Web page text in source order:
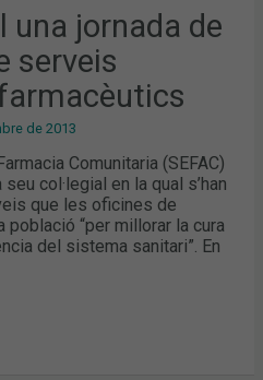
una jornada de
serveis
de 2013
Comunitaria (SEFAC)
col·legial en la qual s’han
que les oficines de
“per millorar la cura
del sistema sanitari”. En